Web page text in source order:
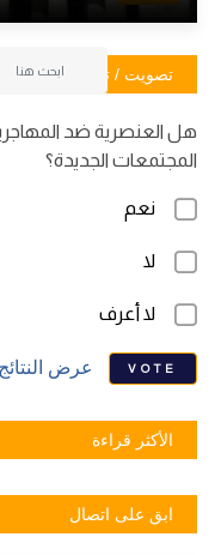
تصويت / تصويت
هل العنصرية ضد
المجتمعات الجديدة؟
نعم
لا
لا أعرف
VOTE عرض النتائج
الأكثر قراءة
ابق على اتصال